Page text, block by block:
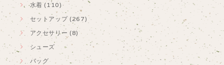
水着 (110)
セットアップ (267)
アクセサリー (8)
シューズ
バッグ